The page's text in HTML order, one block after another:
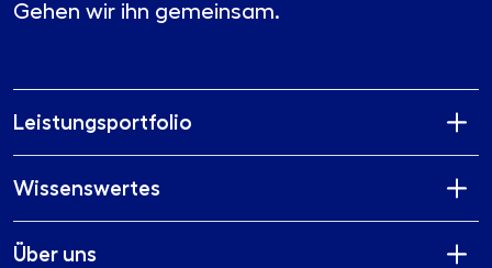
Gehen wir ihn gemeinsam.
Leistungsportfolio
Wissenswertes
Über uns